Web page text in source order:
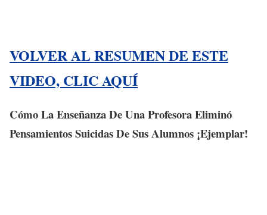
VOLVER AL RESUMEN DE ESTE
VIDEO, CLIC AQUÍ
Cómo La Enseñanza De Una Profesora Eliminó
Pensamientos Suicidas De Sus Alumnos ¡Ejemplar!